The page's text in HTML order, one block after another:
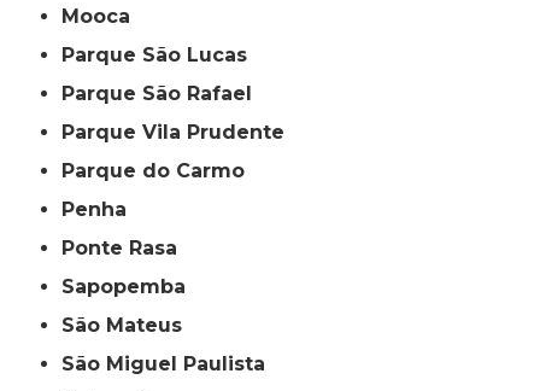
Mooca
Parque São Lucas
Parque São Rafael
Parque Vila Prudente
Parque do Carmo
Penha
Ponte Rasa
Sapopemba
São Mateus
São Miguel Paulista